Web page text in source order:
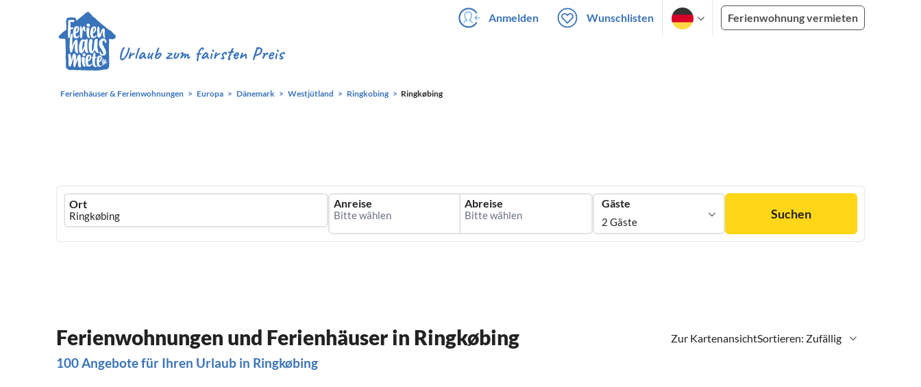
Anmelden Wunschlisten Ferienwohnung vermieten
Ferienhäuser & Ferienwohnungen Europa Dänemark Westjütland Ringkobing Ringkøbing
Ferienhausmiete
logo
Ort Anreise Abreise Gäste
2 Gäste
Suchen
Zur KartenansichtSortieren: Zufällig
Ferienwohnungen und Ferienhäuser in Ringkøbing
100 Angebote für Ihren Urlaub in Ringkøbing